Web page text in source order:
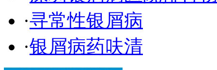
·寻常性银屑病
·银屑病药呋清